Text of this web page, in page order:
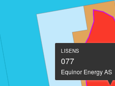
LISENS
077
Equinor Energy AS